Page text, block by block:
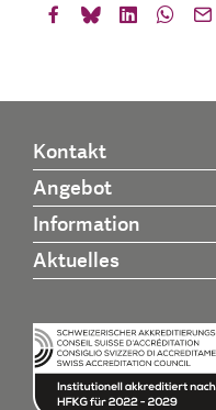
Kontakt
Angebot
Information
Aktuelles